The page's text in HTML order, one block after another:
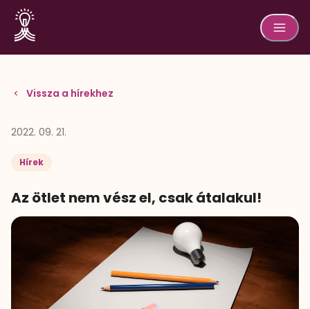
Vissza a hírekhez
2022. 09. 21.
Hírek
Az ötlet nem vész el, csak átalakul!